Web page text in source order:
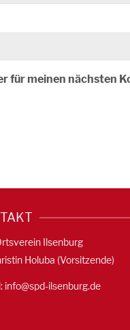
für meinen nächsten
Ilsenburg
Holuba (Vorsitzende)
info@spd-ilsenburg.de